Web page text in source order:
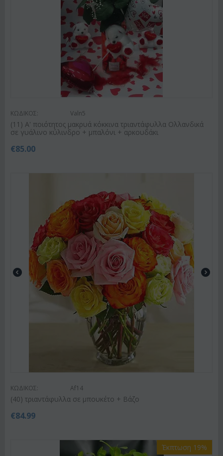
ΚΩΔΙΚΟΣ: Valn5
(11) A' ποιότητος μακρυά κόκκινα τριαντάφυλλα Ολλανδικά
σε γυάλινο κύλινδρο + μπαλόνι + αρκουδάκι
€85.00
ΚΩΔΙΚΟΣ: Af14
(40) τριαντάφυλλα σε μπουκέτο + Βάζο
€84.99
Έκπτωση 19%